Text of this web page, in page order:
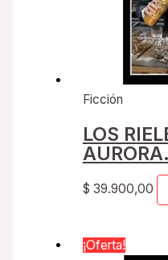
Ficción
LOS
$ 39.900,00
¡Oferta!